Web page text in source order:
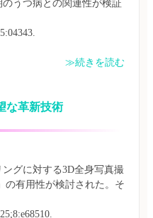
うつ病との関連性が検証
≫続きを読む
グに対する3D全身写真撮
の有用性が検討された。そ